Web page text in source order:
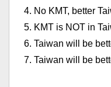
4. No KMT, better
5. KMT is NOT in
6. Taiwan will be
7. Taiwan will be